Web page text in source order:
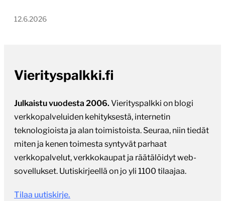
12.6.2026
Vierityspalkki.fi
Julkaistu vuodesta 2006. Vierityspalkki on blogi
verkkopalveluiden kehityksestä, internetin
teknologioista ja alan toimistoista. Seuraa, niin tiedät
miten ja kenen toimesta syntyvät parhaat
verkkopalvelut, verkkokaupat ja räätälöidyt web-
sovellukset. Uutiskirjeellä on jo yli 1100 tilaajaa.
Tilaa uutiskirje.